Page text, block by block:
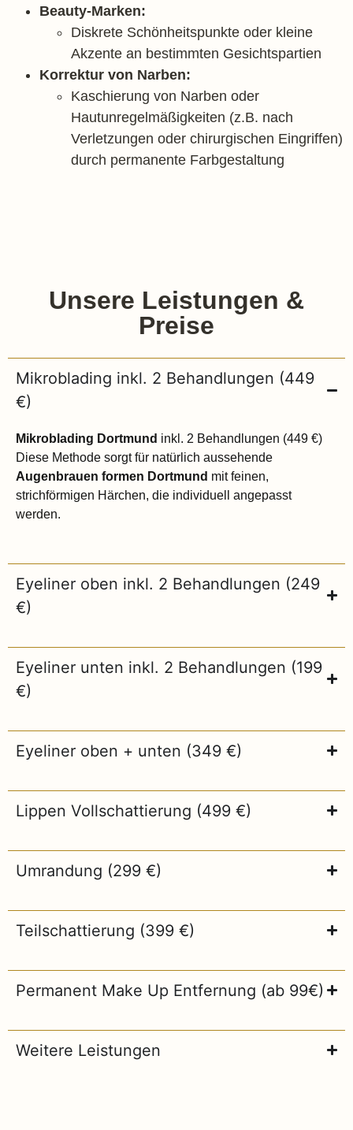
Beauty-Marken:
Diskrete Schönheitspunkte oder kleine
Akzente an bestimmten Gesichtspartien
Korrektur von Narben:
Kaschierung von Narben oder
Hautunregelmäßigkeiten (z.B. nach
Verletzungen oder chirurgischen Eingriffen)
durch permanente Farbgestaltung
Unsere Leistungen &
Preise
Mikroblading inkl. 2 Behandlungen (449
€)
Mikroblading Dortmund inkl. 2 Behandlungen (449 €)
Diese Methode sorgt für natürlich aussehende
Augenbrauen formen Dortmund mit feinen,
strichförmigen Härchen, die individuell angepasst
werden.
Eyeliner oben inkl. 2 Behandlungen (249
€)
Eyeliner unten inkl. 2 Behandlungen (199
€)
Eyeliner oben + unten (349 €)
Lippen Vollschattierung (499 €)
Umrandung (299 €)
Teilschattierung (399 €)
Permanent Make Up Entfernung (ab 99€)
Weitere Leistungen